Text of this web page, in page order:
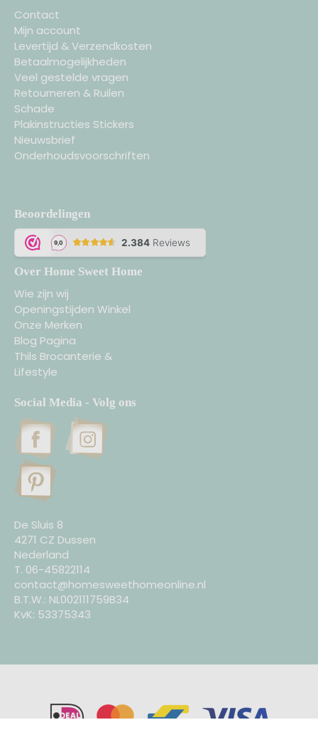
Contact
Mijn account
Levertijd & Verzendkosten
Betaalmogelijkheden
Veel gestelde vragen
Retourneren & Ruilen
Schade
Plakinstructies Stickers
Nieuwsbrief
Onderhoudsvoorschriften
Beoordelingen
Over Home Sweet Home
Wie zijn wij
Openingstijden Winkel
Onze Merken
Blog Pagina
Thils Brocanterie &
Lifestyle
Social Media - Volg ons
De Sluis 8
4271 CZ Dussen
Nederland
T. 06-45822114
contact@homesweethomeonline.nl
B.T.W.: NL002111759B34
KvK: 53375343